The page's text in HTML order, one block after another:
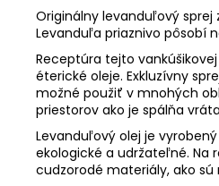
Originálny levanduľový
Levanduľa priaznivo pôsobí
Receptúra ​​tejto
éterické oleje. Exkluzívny
možné použiť v mnohých
priestorov ako je spálňa
Levanduľový olej je
ekologické a udržateľné.
cudzorodé materiály, ako